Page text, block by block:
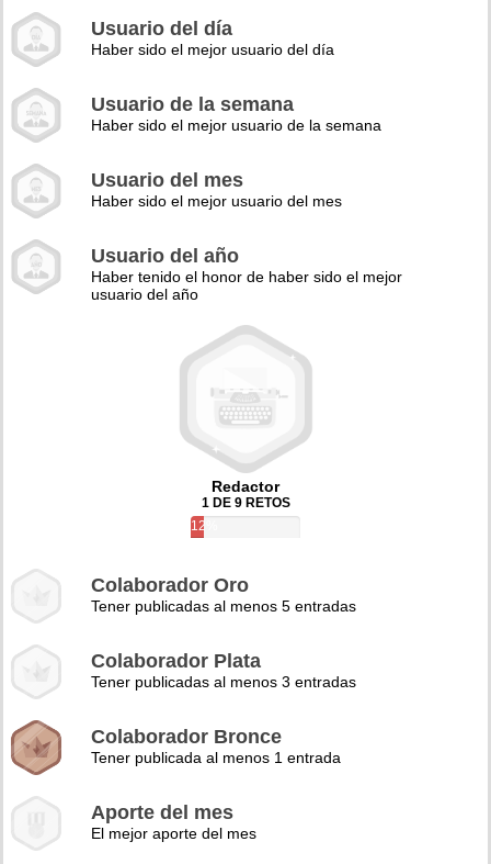
Usuario del día
Haber sido el mejor usuario del día
Usuario de la semana
Haber sido el mejor usuario de la semana
Usuario del mes
Haber sido el mejor usuario del mes
Usuario del año
Haber tenido el honor de haber sido el mejor
usuario del año
Redactor
1 DE 9 RETOS
12%
Colaborador Oro
Tener publicadas al menos 5 entradas
Colaborador Plata
Tener publicadas al menos 3 entradas
Colaborador Bronce
Tener publicada al menos 1 entrada
Aporte del mes
El mejor aporte del mes